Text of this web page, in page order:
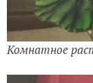
Комнатное